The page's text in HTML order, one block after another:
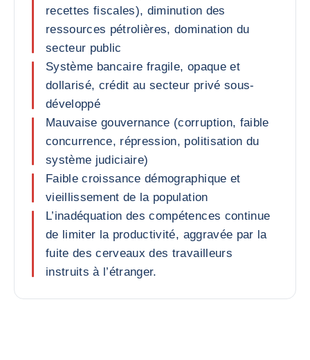
recettes fiscales), diminution des
ressources pétrolières, domination du
secteur public
Système bancaire fragile, opaque et
dollarisé, crédit au secteur privé sous-
développé
Mauvaise gouvernance (corruption, faible
concurrence, répression, politisation du
système judiciaire)
Faible croissance démographique et
vieillissement de la population
L’inadéquation des compétences continue
de limiter la productivité, aggravée par la
fuite des cerveaux des travailleurs
instruits à l’étranger.